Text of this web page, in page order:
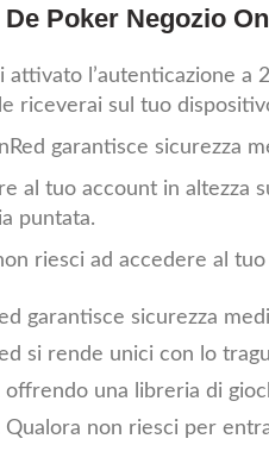
Poker Negozio
attivato l’autenticazione a
riceverai sul tuo
garantisce sicurezza
al tuo account in altezza
puntata.
riesci ad accedere al
garantisce sicurezza
si rende unici con lo
offrendo una libreria di
Qualora non riesci per